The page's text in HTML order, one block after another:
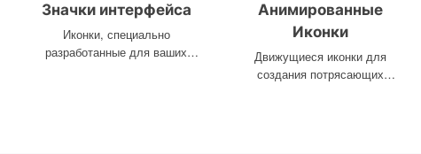
Значки интерфейса
Иконки, специально
разработанные для ваших
Анимированные
Иконки
Движущиеся иконки для
создания потрясающих